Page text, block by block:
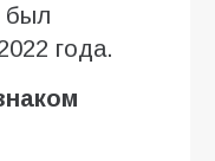
был
года.